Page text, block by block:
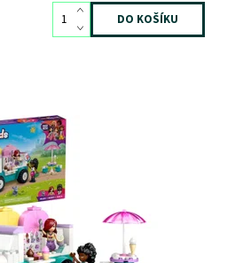
u zmrzlinářského auta!
chutné dobroty?
>3